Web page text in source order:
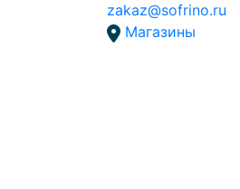
zakaz@sofrino.ru
Магазины